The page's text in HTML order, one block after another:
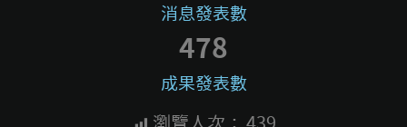
消息發表數
成果發表數
478
瀏覽人次： 439